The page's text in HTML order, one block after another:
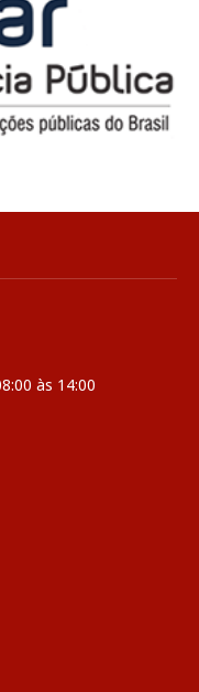
às 14:00